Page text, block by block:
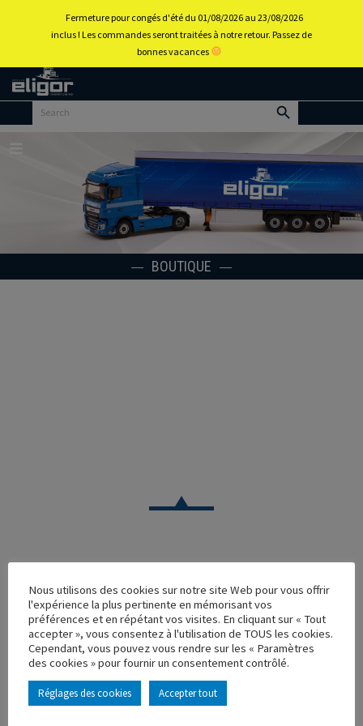
Retour
BOUTIQUE
CAMION
REMORQUE FRAPPA BLANCHE SEULE
Réf. : 115513
Rupture de stock
Caractéristique principales :
Nous utilisons des cookies sur notre site Web pour vous offrir
l'expérience la plus pertinente en mémorisant vos
préférences et en répétant vos visites. En cliquant sur « Tout
accepter », vous consentez à l'utilisation de TOUS les cookies.
Cependant, vous pouvez vous rendre sur les « Paramètres
des cookies » pour fournir un consentement contrôlé.
Réglages des cookies Accepter tout
Fermeture pour congés d'été du 01/08/2026 au 23/08/2026
inclus ! Les commandes seront traitées à notre retour. Passez de
bonnes vacances